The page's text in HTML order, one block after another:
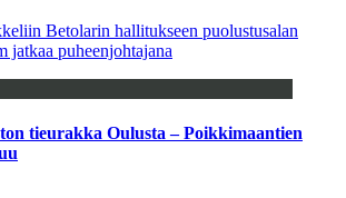
Betolarin hallitukseen puolustusalan
jatkaa puheenjohtajana
tieurakka Oulusta – Poikkimaantien